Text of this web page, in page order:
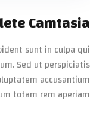
Camtasia
sunt in culpa qui
Sed ut perspiciatis
accusantium
totam rem aperiam.